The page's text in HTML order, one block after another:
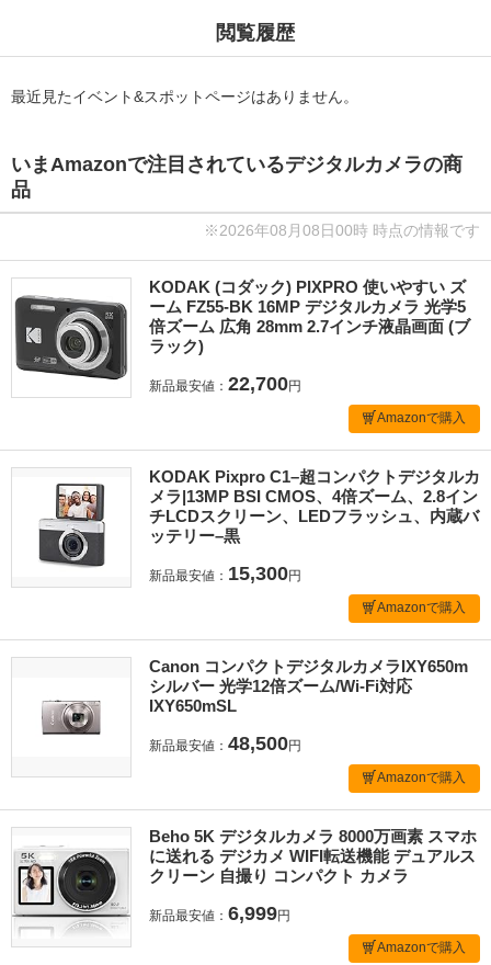
閲覧履歴
最近見たイベント&スポットページはありません。
いまAmazonで注目されているデジタルカメラの商
品
※2026年08月08日00時 時点の情報です
KODAK (コダック) PIXPRO 使いやすい ズ
ーム FZ55-BK 16MP デジタルカメラ 光学5
倍ズーム 広角 28mm 2.7インチ液晶画面 (ブ
ラック)
新品最安値： 22,700円
Amazonで購入
KODAK Pixpro C1–超コンパクトデジタルカ
メラ|13MP BSI CMOS、4倍ズーム、2.8イン
チLCDスクリーン、LEDフラッシュ、内蔵バ
ッテリー–黒
新品最安値： 15,300円
Amazonで購入
Canon コンパクトデジタルカメラIXY650m
シルバー 光学12倍ズーム/Wi-Fi対応
IXY650mSL
新品最安値： 48,500円
Amazonで購入
Beho 5K デジタルカメラ 8000万画素 スマホ
に送れる デジカメ WIFI転送機能 デュアルス
クリーン 自撮り コンパクト カメラ
新品最安値： 6,999円
Amazonで購入